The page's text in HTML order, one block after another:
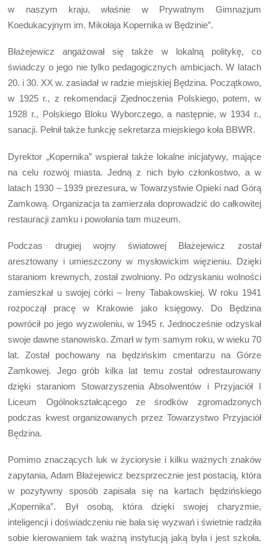
w naszym kraju, właśnie w Prywatnym Gimnazjum
Koedukacyjnym im. Mikołaja Kopernika w Będzinie”.
Błażejewicz angażował się także w lokalną politykę, co
świadczy o jego nie tylko pedagogicznych ambicjach. W latach
20. i 30. XX w. zasiadał w radzie miejskiej Będzina. Początkowo,
w 1925 r., z rekomendacji Zjednoczenia Polskiego, potem, w
1928 r., Polskiego Bloku Wyborczego, a następnie, w 1934 r.,
sanacji. Pełnił także funkcję sekretarza miejskiego koła BBWR.
Dyrektor „Kopernika” wspierał także lokalne inicjatywy, mające
na celu rozwój miasta. Jedną z nich było członkostwo, a w
latach 1930 – 1939 prezesura, w Towarzystwie Opieki nad Górą
Zamkową. Organizacja ta zamierzała doprowadzić do całkowitej
restauracji zamku i powołania tam muzeum.
Podczas drugiej wojny światowej Błażejewicz został
aresztowany i umieszczony w mysłowickim więzieniu. Dzięki
staraniom krewnych, został zwolniony. Po odzyskaniu wolności
zamieszkał u swojej córki – Ireny Tabakowskiej. W roku 1941
rozpoczął pracę w Krakowie jako księgowy. Do Będzina
powrócił po jego wyzwoleniu, w 1945 r. Jednocześnie odzyskał
swoje dawne stanowisko. Zmarł w tym samym roku, w wieku 70
lat. Został pochowany na będzińskim cmentarzu na Górze
Zamkowej. Jego grób kilka lat temu został odrestaurowany
dzięki staraniom Stowarzyszenia Absolwentów i Przyjaciół I
Liceum Ogólnokształcącego ze środków zgromadzonych
podczas kwest organizowanych przez Towarzystwo Przyjaciół
Będzina.
Pomimo znaczących luk w życiorysie i kilku ważnych znaków
zapytania, Adam Błażejewicz bezsprzecznie jest postacią, która
w pozytywny sposób zapisała się na kartach będzińskiego
„Kopernika”. Był osobą, która dzięki swojej charyzmie,
inteligencji i doświadczeniu nie bała się wyzwań i świetnie radziła
sobie kierowaniem tak ważną instytucją jaką była i jest szkoła.